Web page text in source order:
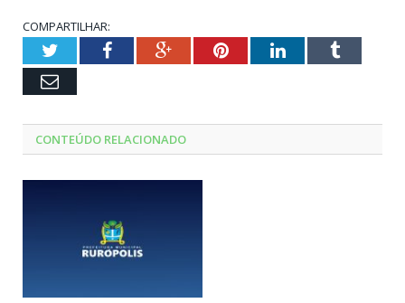
COMPARTILHAR:
TwitterFacebookGoogle+PinterestLinkedInTumblr
Email
CONTEÚDO RELACIONADO